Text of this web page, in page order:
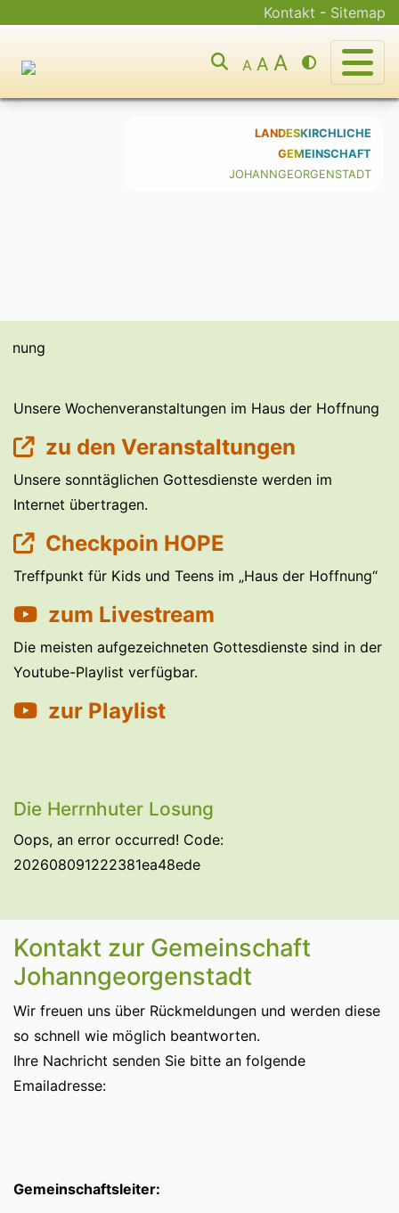
Kontakt - Sitemap
A A A
LANDESKIRCHLICHE
GEMEINSCHAFT
JOHANNGEORGENSTADT
You can use the keyboard arrow keys
Unsere Wochenveranstaltungen im Haus der Hoffnung
zu den Veranstaltungen
Unsere sonntäglichen Gottesdienste werden im
Internet übertragen.
Checkpoin HOPE
Treffpunkt für Kids und Teens im „Haus der Hoffnung“
zum Livestream
Die meisten aufgezeichneten Gottesdienste sind in der
Youtube-Playlist verfügbar.
zur Playlist
Die Herrnhuter Losung
Oops, an error occurred! Code:
202608091222381ea48ede
Kontakt zur Gemeinschaft
Johanngeorgenstadt
Wir freuen uns über Rückmeldungen und werden diese
so schnell wie möglich beantworten.
Ihre Nachricht senden Sie bitte an folgende
Emailadresse:
Gemeinschaftsleiter: